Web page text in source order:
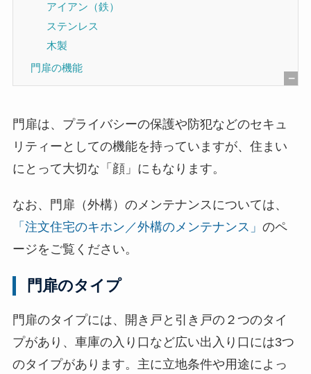
[
表
示
アイアン（鉄）
ステンレス
木製
門扉の機能
門扉は、プライバシーの保護や防犯などのセキュ
リティーとしての機能を持っていますが、住まい
にとって大切な「顔」にもなります。
なお、門扉（外構）のメンテナンスについては、
「注文住宅のキホン／外構のメンテナンス」 のペ
ージをご覧ください。
門扉のタイプ
門扉のタイプには、開き戸と引き戸の２つのタイ
プがあり、車庫の入り口など広い出入り口には3つ
のタイプがあります。主に立地条件や用途によっ